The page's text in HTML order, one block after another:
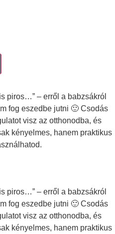
piros…” – erről a babzsákról
fog eszedbe jutni 🙂 Csodás
visz az otthonodba, és
kényelmes, hanem praktikus
piros…” – erről a babzsákról
fog eszedbe jutni 🙂 Csodás
visz az otthonodba, és
kényelmes, hanem praktikus